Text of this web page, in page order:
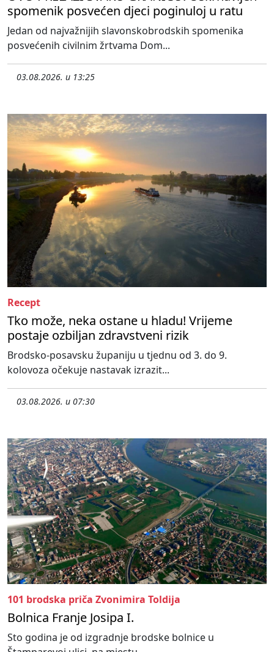
spomenik posvećen djeci poginuloj u ratu
Jedan od najvažnijih slavonskobrodskih spomenika
posvećenih civilnim žrtvama Dom...
03.08.2026. u 13:25
Recept
Tko može, neka ostane u hladu! Vrijeme
postaje ozbiljan zdravstveni rizik
Brodsko-posavsku županiju u tjednu od 3. do 9.
kolovoza očekuje nastavak izrazit...
03.08.2026. u 07:30
101 brodska priča Zvonimira Toldija
Bolnica Franje Josipa I.
Sto godina je od izgradnje brodske bolnice u